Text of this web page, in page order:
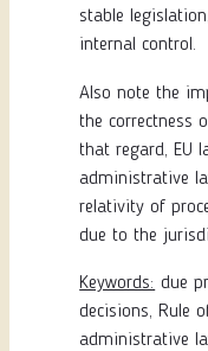
stable
internal control.
Also note the
the correctness
that regard, EU
administrative
relativity of
due to the
Keywords: due
decisions, Rule
administrative